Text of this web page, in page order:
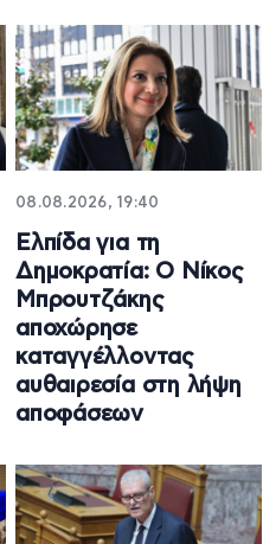
08.08.2026, 19:40
Ελπίδα για τη
Δημοκρατία: Ο Νίκος
Μπρουτζάκης
αποχώρησε
καταγγέλλοντας
αυθαιρεσία στη λήψη
αποφάσεων